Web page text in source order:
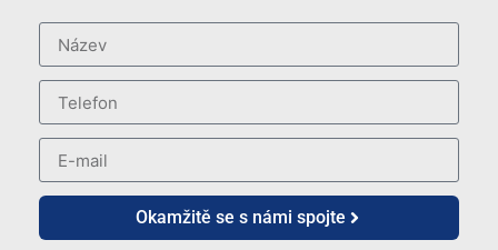
Okamžitě se s námi spojte